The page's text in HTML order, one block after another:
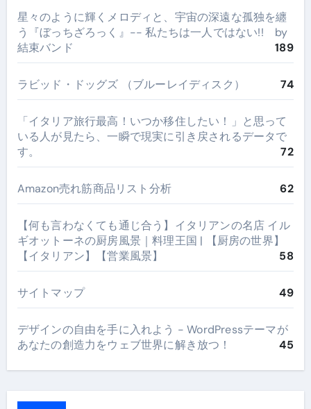
星々のように輝くメロディと、宇宙の深遠な孤独を纏
う『ぼっちざろっく』-- 私たちは一人ではない!! by
結束バンド
189
ラビッド・ドッグズ （ブルーレイディスク） 74
​「イタリア旅行最高！いつか移住したい！」と思って
いる人が見たら、一瞬で現実に引き戻されるデータで
す。
72
Amazon売れ筋商品リスト分析 62
【何も言わなくても通じ合う】イタリアンの名店 イル
ギオットーネの厨房風景｜料理王国 | 【厨房の世界】
【イタリアン】【営業風景】
58
サイトマップ 49
デザインの自由を手に入れよう - WordPressテーマが
あなたの創造力をウェブ世界に解き放つ！
45